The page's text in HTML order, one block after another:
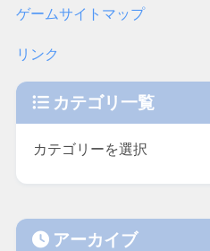
ゲームサイトマップ
リンク
カテゴリ一覧
アーカイブ